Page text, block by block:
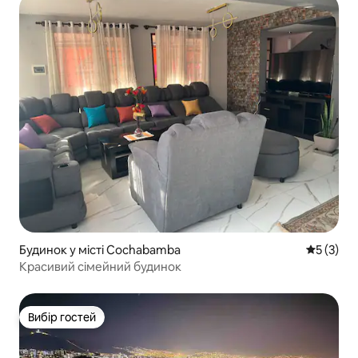
Будинок у місті Cochabamba Середня
5 (3)
Красивий сімейний будинок
Вибір гостей
Вибір гостей